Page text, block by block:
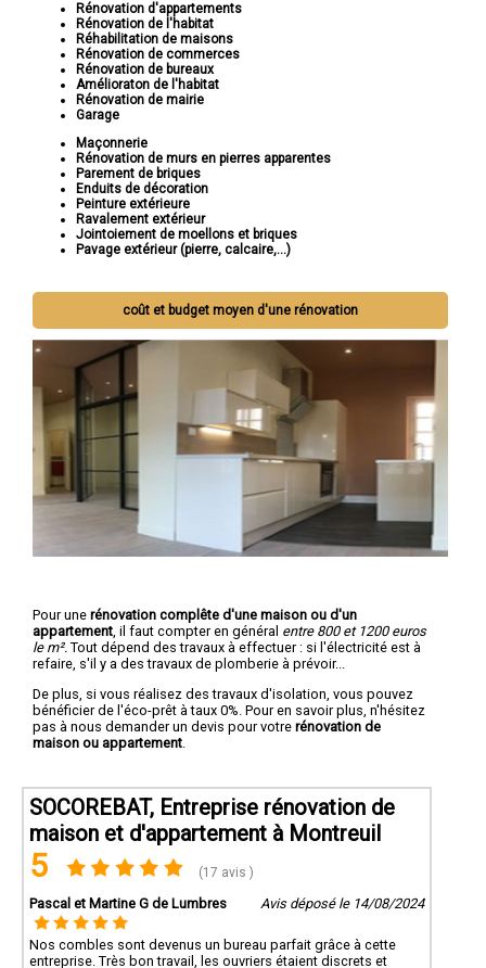
Rénovation d'appartements
Rénovation de l'habitat
Réhabilitation de maisons
Rénovation de commerces
Rénovation de bureaux
Amélioraton de l'habitat
Rénovation de mairie
Garage
Maçonnerie
Rénovation de murs en pierres apparentes
Parement de briques
Enduits de décoration
Peinture extérieure
Ravalement extérieur
Jointoiement de moellons et briques
Pavage extérieur (pierre, calcaire,...)
coût et budget moyen d'une rénovation
Pour une rénovation complête d'une maison ou d'un
appartement , il faut compter en général entre 800 et 1200 euros
le m². Tout dépend des travaux à effectuer : si l'électricité est à
refaire, s'il y a des travaux de plomberie à prévoir...
De plus, si vous réalisez des travaux d'isolation, vous pouvez
bénéficier de l'éco-prêt à taux 0%. Pour en savoir plus, n'hésitez
pas à nous demander un devis pour votre rénovation de
maison ou appartement
SOCOREBAT, Entreprise rénovation de
maison et d'appartement à Montreuil
5 (17 avis )
Pascal et Martine G de Lumbres Avis déposé le 14/08/2024
Nos combles sont devenus un bureau parfait grâce à cette
entreprise. Très bon travail, les ouvriers étaient discrets et